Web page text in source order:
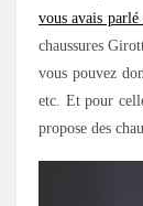
vous avais
chaussures
vous pouvez
etc. Et pour
propose des